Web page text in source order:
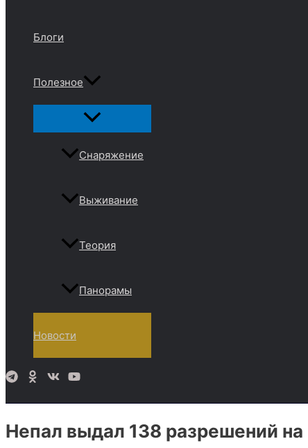
Блоги
Полезное
Переключатель
меню
Снаряжение
Выживание
Теория
Панорамы
Новости
Непал выдал 138 разрешений